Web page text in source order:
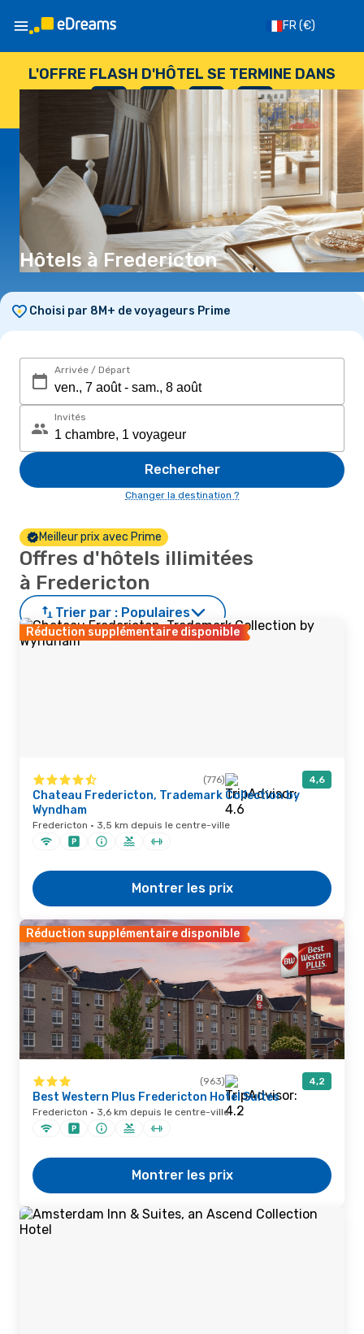
FR(€)
L'OFFRE FLASH D'HÔTEL SE TERMINE DANS
--
JOURS
: --
HEURES
: --
SECONDES
Hôtels à Fredericton
Choisi par 8M+ de voyageurs Prime
Arrivée / Départ
Invités
Rechercher
Changer la destination ?
Meilleur prix avec Prime
Offres d'hôtels illimitées
à Fredericton
Trier par : Populaires
Réduction supplémentaire disponible
(776) 4,6
Chateau Fredericton, Trademark Collection by
Wyndham
Fredericton · 3,5 km depuis le centre-ville
Montrer les prix
Réduction supplémentaire disponible
(963) 4,2
Best Western Plus Fredericton Hotel Suites
Fredericton · 3,6 km depuis le centre-ville
Montrer les prix